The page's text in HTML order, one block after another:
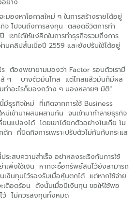
อย่าง
องหาโอกาสใหม่ ๆ ในการสร้างรายได้อยู่
กิจ ไปจนถึงการลงทุน ตลอดชีวิตการทำ
เขาได้ให้แง่คิดในการทำธุรกิจรวมถึงการ
นคลิปสั้นเมื่อปี 2559 และยังปรับใช้ได้อยู่
ร ต้องพยายามมองว่า Factor รอบตัวเรามี
กล้ ๆ บางตัวมันไกล แต่ไกลแล้วมันก็มีผล
ทำอะไรก็มองกว้าง ๆ มองหลายๆ มิติ”
ธุรกิจใหม่ ที่เกิดจากการใช้ Business
ม่เข้ามาผสมผสานกัน จนเข้ามาทำลายธุรกิจ
ยนแปลงได้ โดยเขาได้ยกตัวอย่างโนเกีย โม
ดัก ที่ปิดกิจการเพราะปรับตัวไม่ทันกับกระแส
ระสบความสำเร็จ อย่าหลงระเริงกับการใช้
เพิ่งใช้เงิน หากจะซื้อทรัพย์สินไว้ยังสามารถ
งินทุนไว้รองรับเมื่อหุ้นตกได้ แต่หากใช้จ่าย
ดือดร้อน ดังนั้นเมื่อมีเงินทุน ขอให้ใช้พอ
ไว้ ไม่ควรลงทุนทั้งหมด